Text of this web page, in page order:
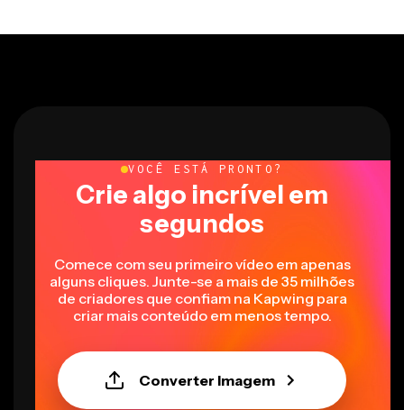
VOCÊ ESTÁ PRONTO?
Crie algo incrível em
segundos
Comece com seu primeiro vídeo em apenas
alguns cliques. Junte-se a mais de 35 milhões
de criadores que confiam na Kapwing para
criar mais conteúdo em menos tempo.
Converter Imagem